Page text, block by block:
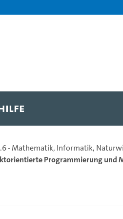
-
- Mathematik, Informatik,
Programmierung und